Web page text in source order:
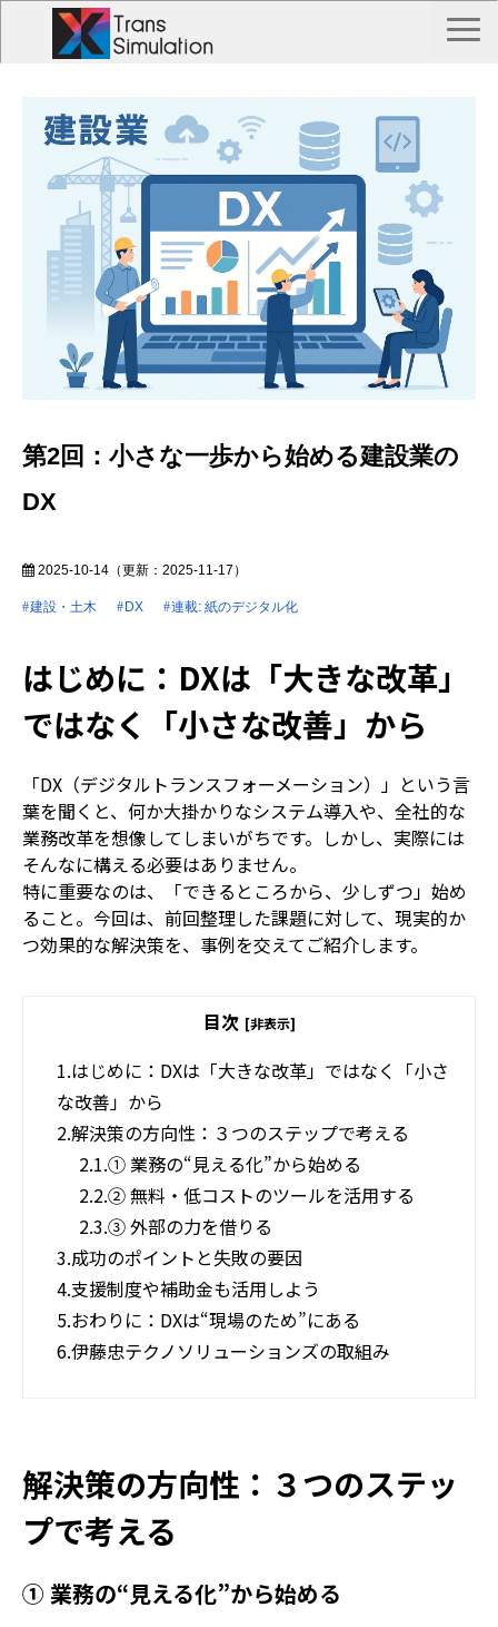
トランス シミュレーションとは？
Trans Simulation 事例一覧
私たちについて
お問い合わせ
第2回：小さな一歩から始める建設業の
DX
2025-10-14 （更新： 2025-11-17 ）
建設・土木 DX 連載: 紙のデジタル化
はじめに：DXは「大きな改革」
ではなく「小さな改善」から
「DX （デジタルトランスフォーメーション）」という言
葉を聞くと、何か大掛かりなシステム導入や、全社的な
業務改革を想像してしまいがちです。しかし、実際には
そんなに構える必要はありません。
特に重要なのは、「できるところから、少しずつ」始め
ること。今回は、前回整理した課題に対して、現実的か
つ効果的な解決策を、事例を交えてご紹介します。
目次 [非表示]
1.はじめに：DXは「大きな改革」ではなく「小さ
な改善」から
2.解決策の方向性：３つのステップで考える
2.1.① 業務の“見える化”から始める
2.2.② 無料・低コストのツールを活用する
2.3.③ 外部の力を借りる
3.成功のポイントと失敗の要因
4.支援制度や補助金も活用しよう
5.おわりに：DXは“現場のため”にある
6.伊藤忠テクノソリューションズの取組み
解決策の方向性：３つのステッ
プで考える
① 業務の“見える化”から始める